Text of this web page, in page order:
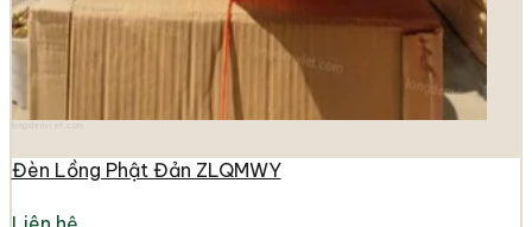
Đèn Lồng Phật Đản ZLQMWY